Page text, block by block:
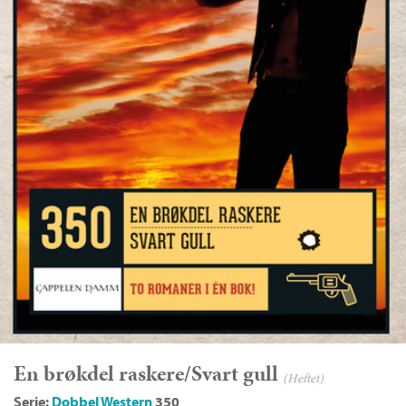
En brøkdel raskere/Svart gull (Heftet)
Serie: Dobbel Western350